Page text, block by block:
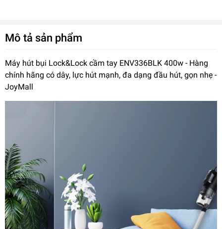
Mô tả sản phẩm
Máy hút bụi Lock&Lock cầm tay ENV336BLK 400w - Hàng
chính hãng có dây, lực hút mạnh, đa dạng đầu hút, gọn nhẹ -
JoyMall